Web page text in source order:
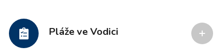
Pláže ve Vodici